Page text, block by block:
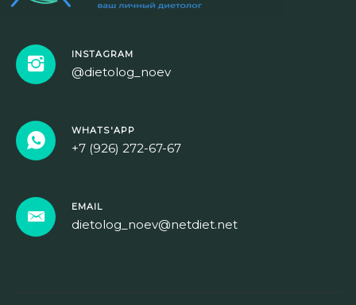
INSTAGRAM
@dietolog_noev
WHATS'APP
+7 (926) 272-67-67
EMAIL
dietolog_noev@netdiet.net